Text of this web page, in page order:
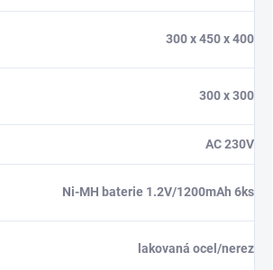
300 x 450 x 400
300 x 300
AC 230V
Ni-MH baterie 1.2V/1200mAh 6ks
lakovaná ocel/nerez